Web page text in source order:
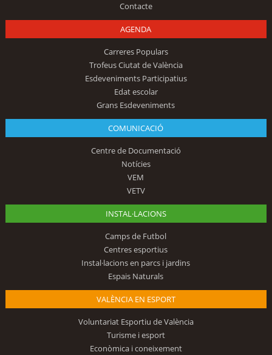
Contacte
AGENDA
Carreres Populars
Trofeus Ciutat de València
Esdeveniments Participatius
Edat escolar
Grans Esdeveniments
COMUNICACIÓ
Centre de Documentació
Notícies
VEM
VETV
INSTAL·LACIONS
Camps de Futbol
Centres esportius
Instal·lacions en parcs i jardins
Espais Naturals
VALÈNCIA EN ESPORT
Voluntariat Esportiu de València
Turisme i esport
Econòmica i coneixement